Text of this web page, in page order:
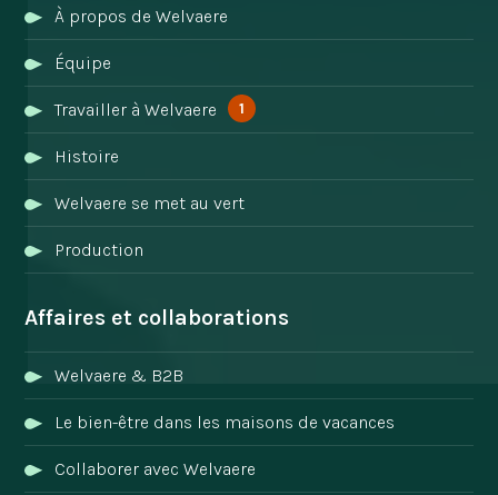
À propos de Welvaere
Équipe
Travailler à Welvaere 1
Histoire
Welvaere se met au vert
Production
Affaires et collaborations
Welvaere & B2B
Le bien-être dans les maisons de vacances
Collaborer avec Welvaere